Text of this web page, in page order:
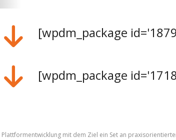
[wpdm_package
[wpdm_package
Plattformentwicklung mit dem Ziel ein Set an